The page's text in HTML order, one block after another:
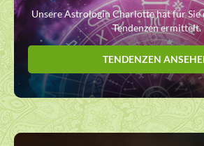
Unsere Astrologin Charlotte hat für Sie
Tendenzen ermittelt.
TENDENZEN